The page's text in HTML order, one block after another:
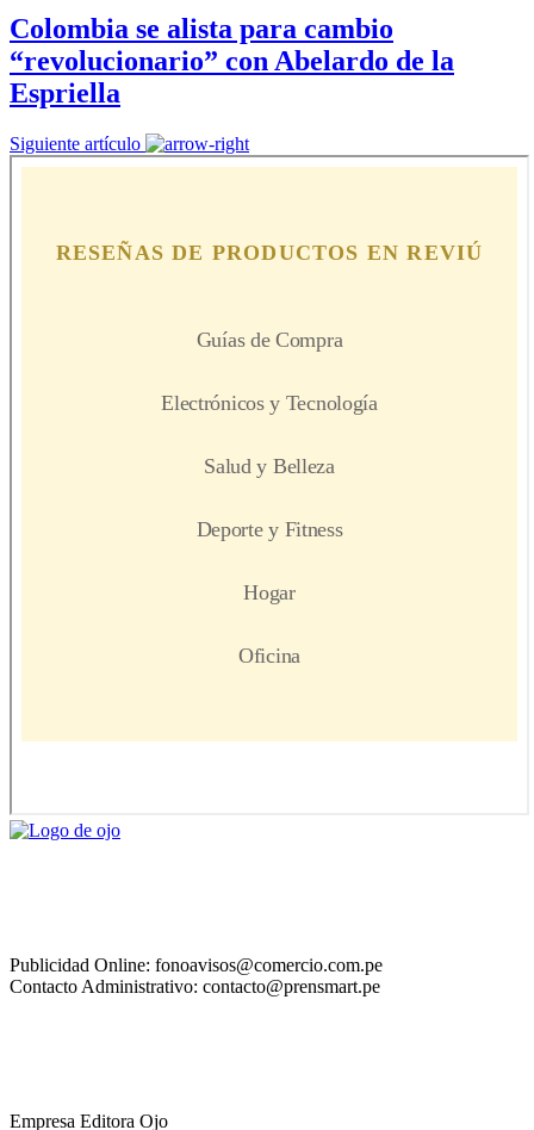
Colombia se alista para cambio
“revolucionario” con Abelardo de la
Espriella
Siguiente artículo
Publicidad Online: fonoavisos@comercio.com.pe
Contacto Administrativo: contacto@prensmart.pe
Empresa Editora Ojo